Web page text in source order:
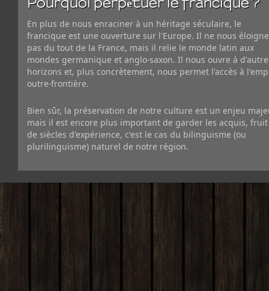
En plus de nous enraciner à un héritage séculaire, le
francique est une ouverture sur l'Europe. Il ne nous éloigne
pas du tout de la France, mais il relie le monde latin aux
mondes germanique et anglo-saxon. Il nous ouvre à
horizons et, plus concrètement, nous permet l'accès à
outre-frontière.
Bien sûr, la préservation de notre culture est un enjeu
mais il est encore plus important de garder les acquis, fruit
de siècles d'expérience, c'est le cas du bilinguisme (ou
plurilinguisme) naturel de notre région.